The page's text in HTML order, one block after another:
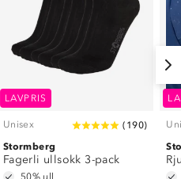
LAVPRIS
Unisex ( 190)
Stormberg
Fagerli ullsokk 3-pack
50% ull